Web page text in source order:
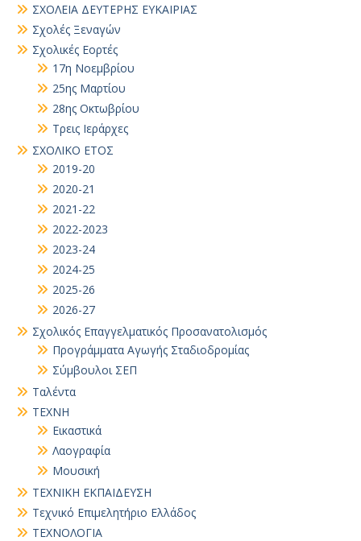
ΣΧΟΛΕΙΑ ΔΕΥΤΕΡΗΣ ΕΥΚΑΙΡΙΑΣ
Σχολές Ξεναγών
Σχολικές Εορτές
17η Νοεμβρίου
25ης Μαρτίου
28ης Οκτωβρίου
Τρεις Ιεράρχες
ΣΧΟΛΙΚΟ ΕΤΟΣ
2019-20
2020-21
2021-22
2022-2023
2023-24
2024-25
2025-26
2026-27
Σχολικός Επαγγελματικός Προσανατολισμός
Προγράμματα Αγωγής Σταδιοδρομίας
Σύμβουλοι ΣΕΠ
Ταλέντα
ΤΕΧΝΗ
Εικαστικά
Λαογραφία
Μουσική
ΤΕΧΝΙΚΗ ΕΚΠΑΙΔΕΥΣΗ
Τεχνικό Επιμελητήριο Ελλάδος
ΤΕΧΝΟΛΟΓΙΑ